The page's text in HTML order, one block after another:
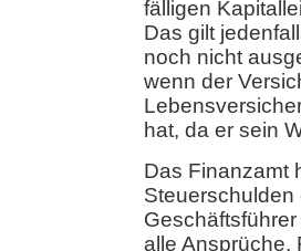
fälligen
Das gilt
noch nicht
wenn der
hat, da er sein
Das Finanzamt
alle Ansprüche,